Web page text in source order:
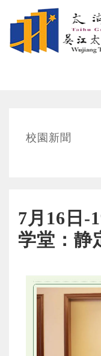
跳转到主要内容
校園新聞
7月16日-
学堂：静